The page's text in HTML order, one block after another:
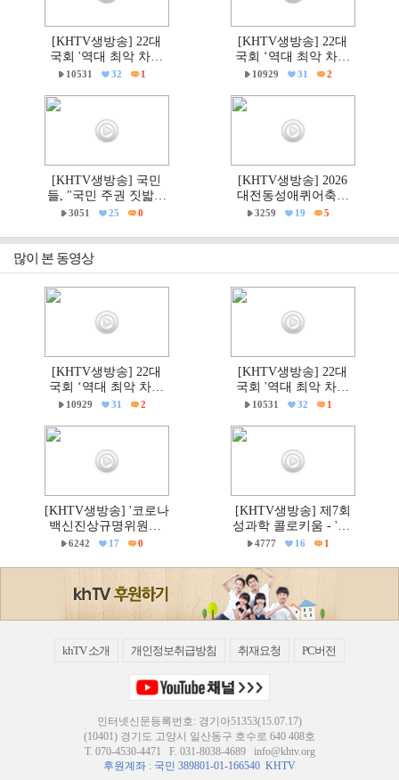
[KHTV생방송] 22대
국회 '역대 최악 차별
금지법' 반대 거룩한방
10531 32 1
[KHTV생방송] 22대
국회 ‘역대 최악 차별
금지법’ 반대 거룩한방
10929 31 2
[KHTV생방송] 국민
들, "국민 주권 짓밟힌
6·3지방선거, 재선거하
하라!"
3051 25 0
[KHTV생방송] 2026
대전동성애퀴어축제
& 2026 거룩한방파제
대회' 현장
3259 19 5
많이 본 동영상
[KHTV생방송] 22대
국회 ‘역대 최악 차별
금지법’ 반대 거룩한방
10929 31 2
[KHTV생방송] 22대
국회 '역대 최악 차별
금지법' 반대 거룩한방
10531 32 1
[KHTV생방송] '코로나
백신진상규명위원회'
출범촉구 국회 기자회
6242 17 0
[KHTV생방송] 제7회
성과학 콜로키움 - 'PC
주의 & 의학'
4777 16 1
khTV 소개 개인정보취급방침 취재요청 PC버전
인터넷신문등록번호: 경기아51353(15.07.17)
(10401) 경기도 고양시 일산동구 호수로 640 408호
T. 070-4530-4471 F. 031-8038-4689 info@khtv.org
후원계좌 : 국민 389801-01-166540 KHTV